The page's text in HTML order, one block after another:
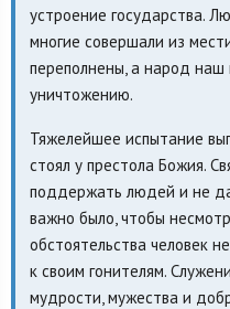
устроение государства.
многие совершали из
переполнены, а народ наш
уничтожению.
Тяжелейшее испытание
стоял у престола Божия.
поддержать людей и не
важно было, чтобы
обстоятельства человек
к своим гонителям.
мудрости, мужества и